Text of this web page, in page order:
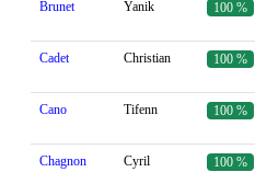
Brunet Yanik 100 %
Cadet Christian 100 %
Cano Tifenn 100 %
Chagnon Cyril 100 %